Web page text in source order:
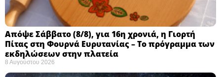
Απόψε Σάββατο (8/8), για 16η χρονιά, η Γιορτή
Πίτας στη Φουρνά Ευρυτανίας – Το πρόγραμμα των
εκδηλώσεων στην πλατεία
8 Αυγούστου 2026